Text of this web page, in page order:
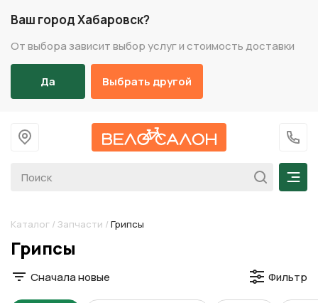
Ваш город Хабаровск?
От выбора зависит выбор услуг и стоимость доставки
Да Выбрать другой
На главную
+7
Каталог / Запчасти / Грипсы
Разделы каталога
Грипсы
Сначала новые Фильтр